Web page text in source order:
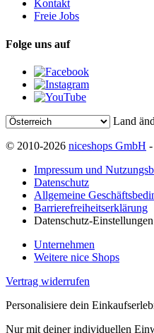
Kontakt
Freie Jobs
Folge uns auf
Land
© 2010-2026 niceshops GmbH
Impressum und
Datenschutz
Allgemeine
Barrierefreiheitserklärung
Datenschutz-Einstellungen
Unternehmen
Weitere nice Shops
Vertrag widerrufen
Personalisiere dein
Nur mit deiner individuellen